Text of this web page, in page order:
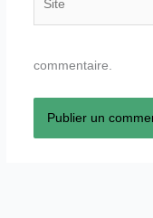
commentaire.